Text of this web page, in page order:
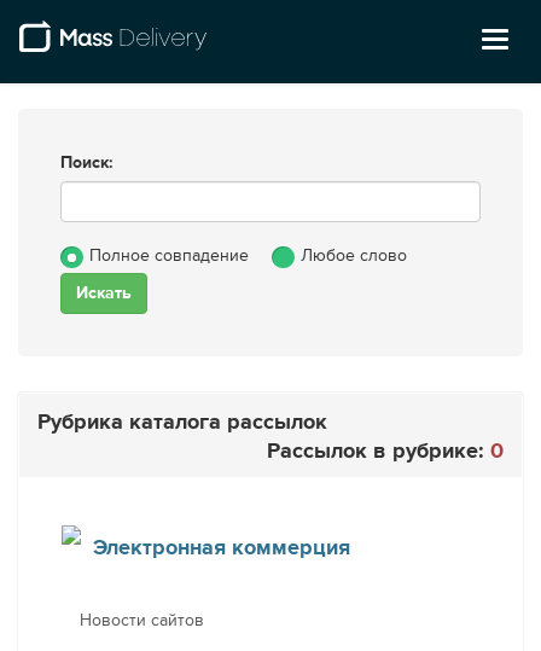
Поиск:
Полное совпадение Любое слово
Рубрика каталога рассылок
Рассылок в рубрике: 0
Электронная коммерция
Новости сайтов